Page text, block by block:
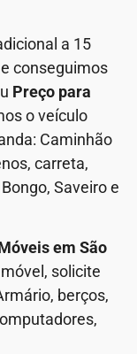
a 15
conseguimos
Preço para
o veículo
Caminhão
carreta,
Saveiro e
em São
solicite
berços,